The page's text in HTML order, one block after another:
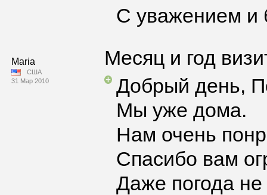
С уважением и
Maria
США
31 Мар 2010
Месяц и год
Добрый день,
Мы уже дома.
Нам очень
Спасибо вам
Даже погода